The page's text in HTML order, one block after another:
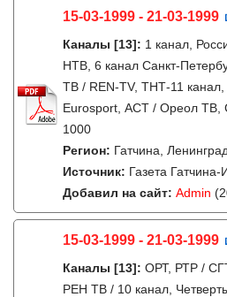
15-03-1999 - 21-03-1999
Каналы [13]: 1 канал,
НТВ, 6 канал Санкт-
ТВ / REN-TV, ТНТ-11
Eurosport, АСТ / Ореол ТВ,
1000
Регион: Гатчина,
Источник: Газета
Добавил на сайт: Admin
15-03-1999 - 21-03-1999
Каналы [13]: ОРТ, РТР /
РЕН ТВ / 10 канал,